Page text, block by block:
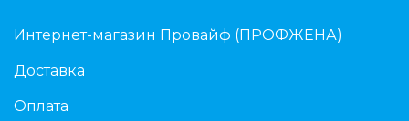
Интернет-магазин Провайф (ПРОФЖЕНА)
Доставка
Оплата